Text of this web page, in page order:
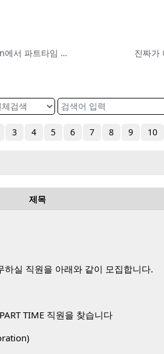
(Updated 5/19/26) Federal Way 분식점 Moon's Kitchen에서 파트타임 서버 구합니다
3 4 5 6 7 8 9 10
제목
하실 직원을 아래와 같이 모집합니다.
TIME 직원을 찾습니다